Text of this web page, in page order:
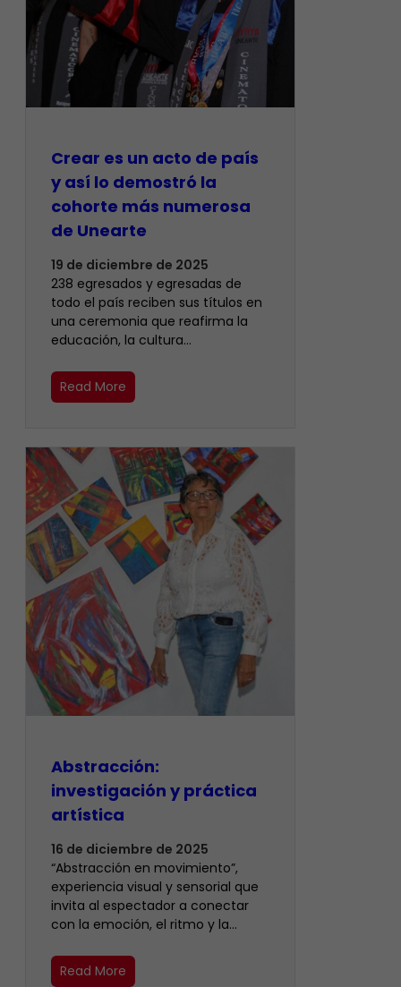
Crear es un acto de país
y así lo demostró la
cohorte más numerosa
de Unearte
19 de diciembre de 2025
238 egresados y egresadas de
todo el país reciben sus títulos en
una ceremonia que reafirma la
educación, la cultura…
Read More
Abstracción:
investigación y práctica
artística
16 de diciembre de 2025
“Abstracción en movimiento”,
experiencia visual y sensorial que
invita al espectador a conectar
con la emoción, el ritmo y la…
Read More